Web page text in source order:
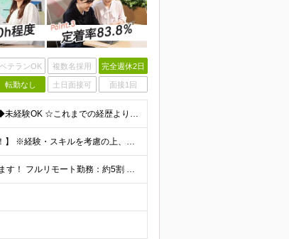
ベテランOK 複数名採用 完全週休2日
転勤なし 土日面接可 面接1回
【第二新卒大歓迎！未経験スタートもOKです◎】 ◆学歴不問 ◆未経験OK ☆これまでの経歴よりも「これから」を重視します！ ☆文系・理系、前職の雇用形態は一切問いません！ ＼先輩たちの前職もさまざ
【未経験から年収550万円可／1年で最大80万円UPの実績あり！】 ※経験・スキルを考慮の上、決定いたします。 【月給】27万円〜29万円 ※上記には固定残業代（月25時間分／4万5,000円〜4万
当社で働く社員の「90%以上」がリモートワークを活用しています！ フルリモート勤務：約5割 ハイブリッド勤務（リモート＋出社）：約4割 【本社】東京都千代田区丸の内2-4-1 丸の内ビルディング12